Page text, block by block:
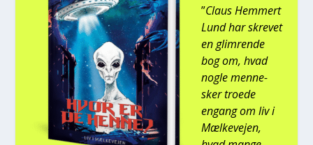
”Claus Hem­mert
Lund har skre­vet
en glim­ren­de
bog om, hvad
nog­le men­ne­
sker tro­e­de
engang om liv i
Mæl­ke­vej­en,